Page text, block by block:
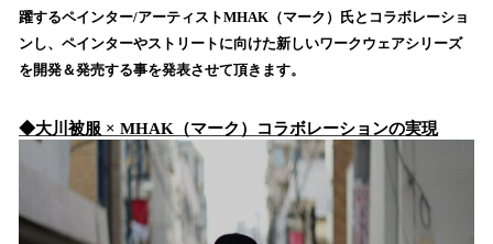
を
読
込
中
で
躍するペインター/アーティストMHAK（マーク）氏とコラボレーショ
ンし、ペインターやストリートに向けた新しいワークウェアシリーズ
を開発＆発売する事を発表させて頂きます。
◆大川被服 × MHAK（マーク）コラボレーションの実現